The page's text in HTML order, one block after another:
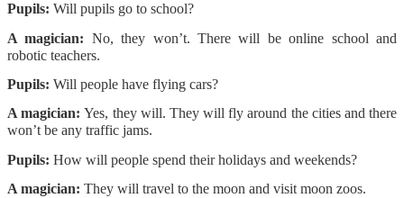
Pupils: Will pupils go to school?
A magician: No, they won’t. There will be online school and
robotic teachers.
Pupils: Will people have flying cars?
A magician: Yes, they will. They will fly around the cities and there
won’t be any traffic jams.
Pupils: How will people spend their holidays and weekends?
A magician: They will travel to the moon and visit moon zoos.